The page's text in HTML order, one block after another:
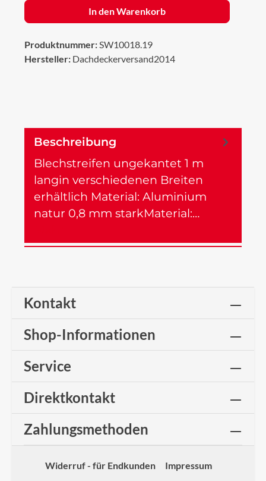
In den Warenkorb
Produktnummer:SW10018.19
Hersteller: Dachdeckerversand2014
Beschreibung
Blechstreifen ungekantet 1 m
langin verschiedenen Breiten
erhältlich Material: Aluminium
natur 0,8 mm starkMaterial:…
Kontakt
Shop-Informationen
Service
Direktkontakt
Zahlungsmethoden
Widerruf - für Endkunden
Impressum